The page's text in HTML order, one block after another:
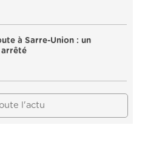
à Sarre-Union : un
arrêté
l'actu